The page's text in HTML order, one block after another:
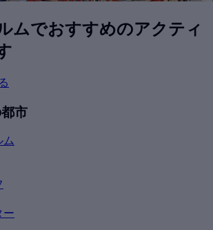
ムでおすすめのアクティ
市
ム
ー